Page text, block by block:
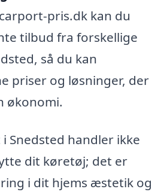
pris.dk kan du
tilbud fra forskellige
så du kan
priser og løsninger, der
økonomi.
Snedsted handler ikke
dit køretøj; det er
i dit hjems æstetik og